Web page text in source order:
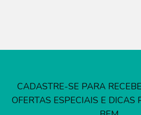
CADASTRE-SE PARA
OFERTAS ESPECIAIS E DICAS